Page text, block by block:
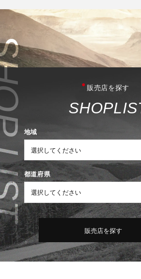
販売店を探す
SHOPLIS
地域
都道府県
販売店を探す